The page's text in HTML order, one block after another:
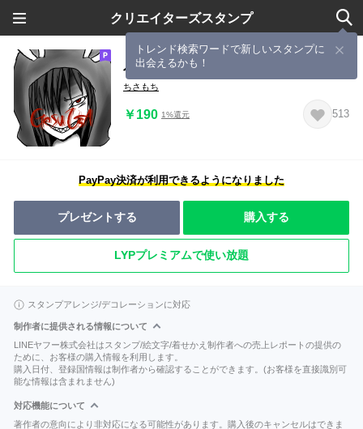
クリエイターズスタンプ
トレンド検索ワードで新しいスタンプに
出会えるかも！
ゲスうさぎさん［人型］
ちさもち
￥190 1%還元 513
PayPay決済が利用できるようになりました
プレゼントする 購入する
LYPプレミアムで使い放題
スタンプアレンジ/デコレーションに対応
制作者に提供される情報について
LINEヤフー株式会社はスタンプ/絵文字/着せかえ制作者への売上レポートの提供の
ために、お客様の購入情報を利用します。
購入日付、登録国情報は制作者から確認することができます。(お客様を直接識別可
能な情報は含まれません)
対応機能について
著作者の意向により非対応になる可能性があります。購入後のキャンセルはできま